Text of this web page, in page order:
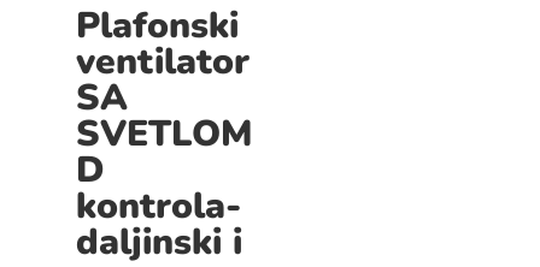
Plafonski
ventilator
SA
SVETLOM
D
kontrola-
daljinski i